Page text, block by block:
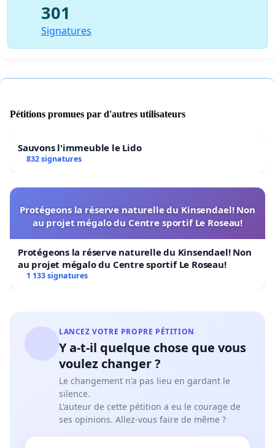
301
Signatures
Pétitions promues par d'autres utilisateurs
Sauvons l'immeuble le Lido
832 signatures
Protégeons la réserve naturelle du Kinsendael! Non
au projet mégalo du Centre sportif Le Roseau!
Protégeons la réserve naturelle du Kinsendael! Non
au projet mégalo du Centre sportif Le Roseau!
1 133 signatures
LANCEZ VOTRE PROPRE PÉTITION
Y a-t-il quelque chose que vous
voulez changer ?
Le changement n'a pas lieu en gardant le
silence.
L'auteur de cette pétition a eu le courage de
ses opinions. Allez-vous faire de même ?